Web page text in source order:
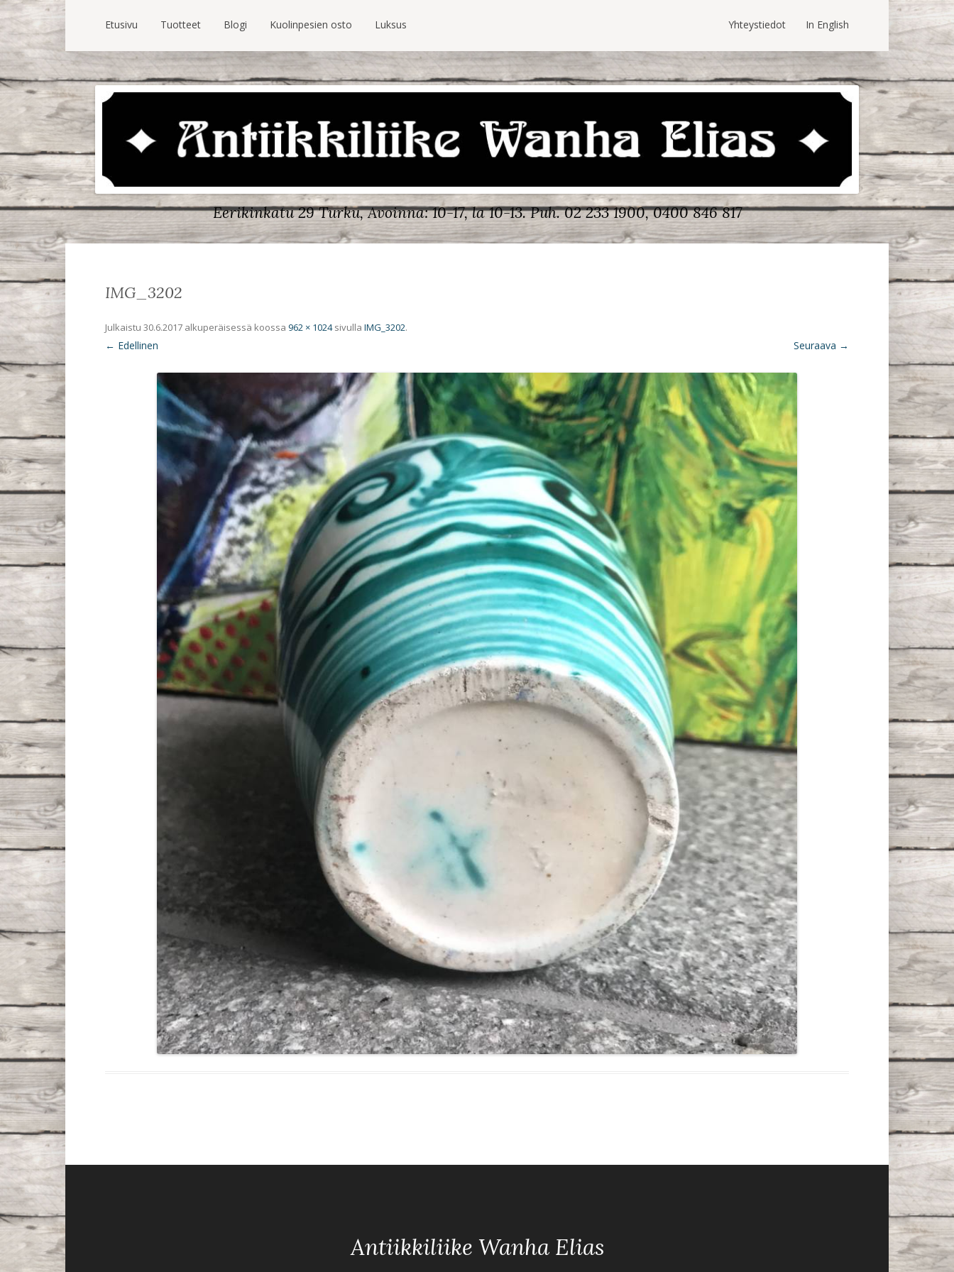
Etusivu Tuotteet Blogi Kuolinpesien osto Luksus In English
Yhteystiedot
Eerikinkatu 29 Turku, Avoinna: 10-17, la 10-13.Puh. 02 233 1900, 0400 846 817
IMG_3202
Julkaistu 30.6.2017 alkuperäisessä koossa 962 × 1024sivulla IMG_3202.
← Edellinen Seuraava →
Antiikkiliike Wanha Elias